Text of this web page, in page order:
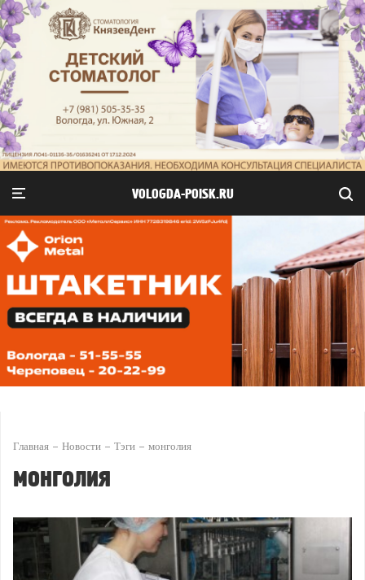
VOLOGDA-POISK.RU
Главная Новости Тэги монголия
монголия